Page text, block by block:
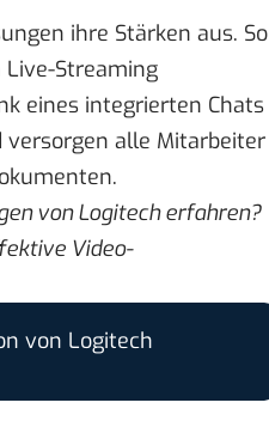
ihre Stärken aus. So
Live-Streaming
eines integrierten Chats
alle Mitarbeiter
von Logitech erfahren?
Video-
von Logitech